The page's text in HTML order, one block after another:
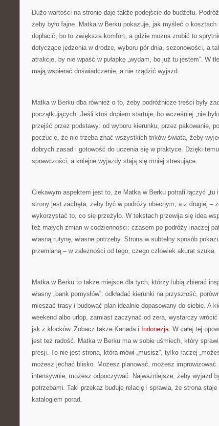
Dużo wartości na stronie daje także podejście do budżetu.
żeby było fajne. Matka w Berku pokazuje, jak myśleć o kosztach
dopłacić, bo to zwiększa komfort, a gdzie można zrobić to
dotyczące jedzenia w drodze, wyboru pór dnia, sezonowości, a
atrakcje, by nie wpaść w pułapkę „wydam, bo już tu jestem”. W
mają wspierać doświadczenie, a nie rządzić wyjazd.
Matka w Berku dba również o to, żeby podróżnicze treści były
początkujących. Jeśli ktoś dopiero startuje, bo wcześniej „nie
przejść przez podstawy: od wyboru kierunku, przez pakowanie,
poczucie, że nie trzeba znać wszystkich trików świata, żeby
dobrych zasad i gotowość do uczenia się w praktyce. Dzięki
sprawczości, a kolejne wyjazdy stają się mniej stresujące.
Ciekawym aspektem jest to, że Matka w Berku potrafi łączyć „tu i
strony jest zachęta, żeby być w podróży obecnym, a z drugiej –
wykorzystać to, co się przeżyło. W tekstach przewija się idea
też małych zmian w codzienności: czasem po podróży inaczej
własną rutynę, własne potrzeby. Strona w subtelny sposób
przemianą – w zależności od tego, czego człowiek akurat szuka.
Matka w Berku to także miejsce dla tych, którzy lubią zbierać
własny „bank pomysłów”: odkładać kierunki na przyszłość,
mieszać trasy i budować plan idealnie dopasowany do siebie. A
weekend albo urlop, zamiast zaczynać od zera, wystarczy
jak z klocków. Zobacz także Kanada i Indonezja. W całej tej
jest też radość. Matka w Berku ma w sobie uśmiech, który
presji. To nie jest strona, która mówi „musisz”, tylko raczej
możesz jechać blisko. Możesz planować, możesz
intensywnie, możesz odpoczywać. Najważniejsze, żeby wyjazd
potrzebami. Taki przekaz buduje relację i sprawia, że strona
katalogiem porad.